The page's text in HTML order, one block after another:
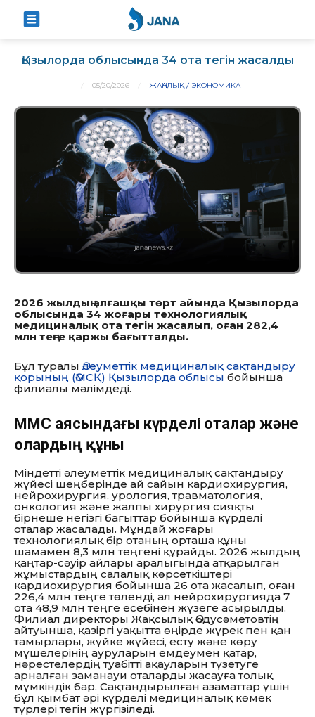
Қызылорда облысында 34 ота тегін жасалды
05/20/2026 ЖАҢАЛЫҚ ЭКОНОМИКА
2026 жылдың алғашқы төрт айында Қызылорда
облысында 34 жоғары технологиялық
медициналық ота тегін жасалып, оған 282,4
млн теңге қаржы бағытталды.
Бұл туралыӘлеуметтік медициналық сақтандыру
қорының (ӘМСҚ) Қызылорда облысы бойынша
филиалы мәлімдеді.
МӘМС аясындағы күрделі оталар және
олардың құны
Міндетті әлеуметтік медициналық сақтандыру
жүйесі шеңберінде ай сайын кардиохирургия,
нейрохирургия, урология, травматология,
онкология және жалпы хирургия сияқты
бірнеше негізгі бағыттар бойынша күрделі
оталар жасалады. Мұндай жоғары
технологиялық бір отаның орташа құны
шамамен 8,3 млн теңгені құрайды. 2026 жылдың
қаңтар-сәуір айлары аралығында атқарылған
жұмыстардың салалық көрсеткіштері
кардиохирургия бойынша 26 ота жасалып, оған
226,4 млн теңге төленді, ал нейрохирургияда 7
ота 48,9 млн теңге есебінен жүзеге асырылды.
Филиал директоры Жақсылық Әбдусәметовтің
айтуынша, қазіргі уақытта өңірде жүрек пен қан
тамырлары, жүйке жүйесі, есту және көру
мүшелерінің ауруларын емдеумен қатар,
нәрестелердің туабітті ақауларын түзетуге
арналған заманауи оталарды жасауға толық
мүмкіндік бар. Сақтандырылған азаматтар үшін
бұл қымбат әрі күрделі медициналық көмек
түрлері тегін жүргізіледі.